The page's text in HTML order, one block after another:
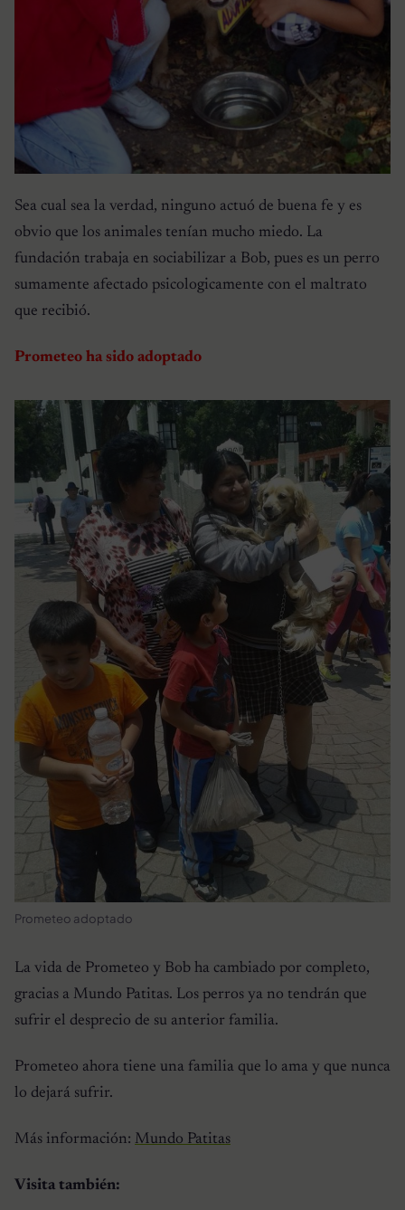
Sea cual sea la verdad, ninguno actuó de buena fe y es
obvio que los animales tenían mucho miedo. La
fundación trabaja en sociabilizar a Bob, pues es un perro
sumamente afectado psicologicamente con el maltrato
que recibió.
Prometeo ha sido adoptado
Prometeo adoptado
La vida de Prometeo y Bob ha cambiado por completo,
gracias a Mundo Patitas. Los perros ya no tendrán que
sufrir el desprecio de su anterior familia.
Prometeo ahora tiene una familia que lo ama y que nunca
lo dejará sufrir.
Más información: Mundo Patitas
Visita también: